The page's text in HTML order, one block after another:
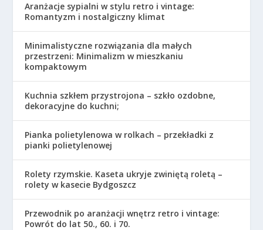
Aranżacje sypialni w stylu retro i vintage:
Romantyzm i nostalgiczny klimat
Minimalistyczne rozwiązania dla małych
przestrzeni: Minimalizm w mieszkaniu
kompaktowym
Kuchnia szkłem przystrojona – szkło ozdobne,
dekoracyjne do kuchni;
Pianka polietylenowa w rolkach – przekładki z
pianki polietylenowej
Rolety rzymskie. Kaseta ukryje zwiniętą roletą –
rolety w kasecie Bydgoszcz
Przewodnik po aranżacji wnętrz retro i vintage:
Powrót do lat 50., 60. i 70.